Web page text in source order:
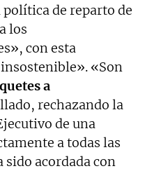
política de reparto de
los
con esta
«Son
a
rechazando la
de una
a todas las
sido acordada con